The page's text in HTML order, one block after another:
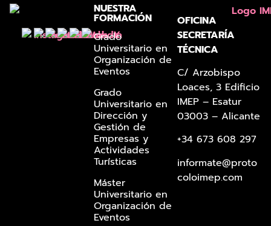
NUESTRA
FORMACIÓN
Grado
Universitario en
Organización de
Eventos
Grado
Universitario en
Dirección y
Gestión de
Empresas y
Actividades
Turísticas
Máster
Universitario en
Organización de
Eventos
OFICINA
SECRETARÍA
TÉCNICA
C/ Arzobispo
Loaces, 3 Edificio
IMEP – Esatur
03003 – Alicante
+34 673 608 297
informate@proto
coloimep.com